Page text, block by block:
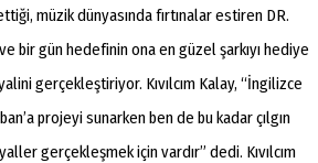
müzik dünyasında fırtınalar estiren DR.
bir gün hedefinin ona en güzel şarkıyı hediye
gerçekleştiriyor. Kıvılcım Kalay, “İngilizce
projeyi sunarken ben de bu kadar çılgın
gerçekleşmek için vardır” dedi. Kıvılcım